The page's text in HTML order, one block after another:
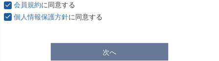
)
会員規約に同意する
個人情報保護方針に同意する
次へ